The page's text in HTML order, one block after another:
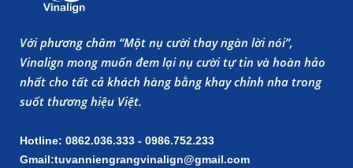
Với phương châm “Một nụ cười thay ngàn lời nói”,
Vinalign mong muốn đem lại nụ cười tự tin và hoàn hảo
nhất cho tất cả khách hàng bằng khay chỉnh nha trong
suốt thương hiệu Việt.
Hotline: 0862.036.333 - 0986.752.233
Gmail:tuvanniengrangvinalign@gmail.com